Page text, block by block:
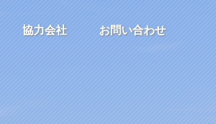
協力会社 お問い合わせ